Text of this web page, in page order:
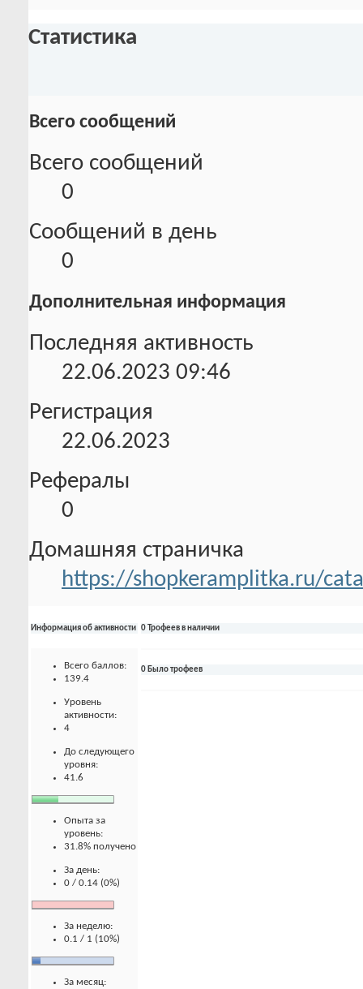
Статистика
Всего сообщений
Всего сообщений
0
Сообщений в день
0
Дополнительная информация
Последняя активность
22.06.2023 09:46
Регистрация
22.06.2023
Рефералы
0
Домашняя страничка
https://shopkeramplitka.ru/
Информация об активности
Всего баллов:
139.4
Уровень
активности:
4
До следующего
уровня:
41.6
Опыта за
уровень:
31.8% получено
За день:
0 / 0.14 (0%)
За неделю:
0.1 / 1 (10%)
За месяц:
0 Трофеев в наличии
0 Было трофеев